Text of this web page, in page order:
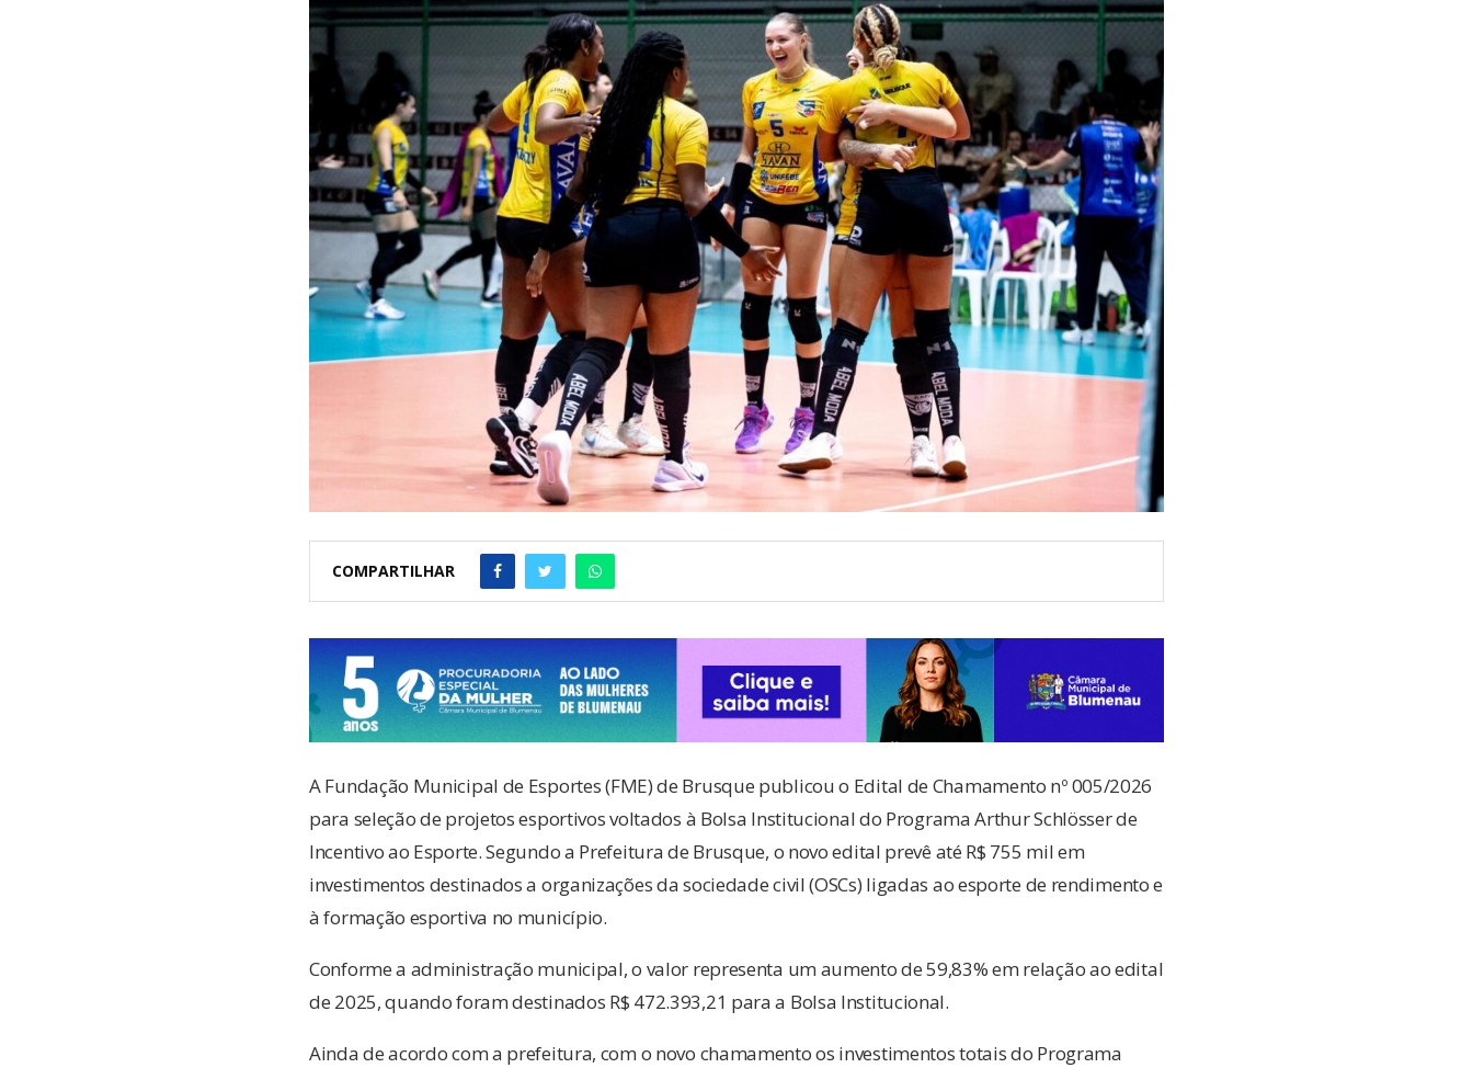
COMPARTILHAR
A Fundação Municipal de Esportes (FME) de Brusque publicou o Edital de Chamamento nº 005/2026
para seleção de projetos esportivos voltados à Bolsa Institucional do Programa Arthur Schlösser de
Incentivo ao Esporte. Segundo a Prefeitura de Brusque, o novo edital prevê até R$ 755 mil em
investimentos destinados a organizações da sociedade civil (OSCs) ligadas ao esporte de rendimento e
à formação esportiva no município.
Conforme a administração municipal, o valor representa um aumento de 59,83% em relação ao edital
de 2025, quando foram destinados R$ 472.393,21 para a Bolsa Institucional.
Ainda de acordo com a prefeitura, com o novo chamamento os investimentos totais do Programa